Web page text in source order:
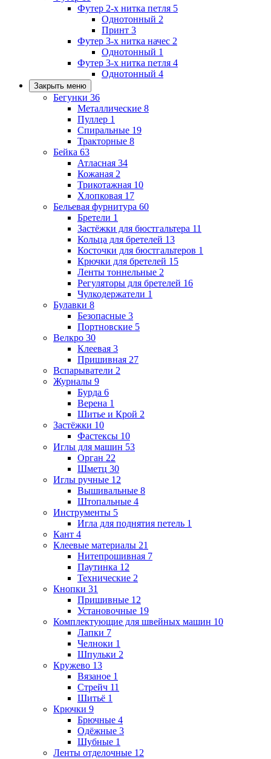
Футер 2-х нитка петля 5
Однотонный 2
Принт 3
Футер 3-х нитка начес 2
Однотонный 1
Футер 3-х нитка петля 4
Однотонный 4
Закрыть меню
Бегунки 36
Металлические 8
Пуллер 1
Спиральные 19
Тракторные 8
Бейка 63
Атласная 34
Кожаная 2
Трикотажная 10
Хлопковая 17
Бельевая фурнитура 60
Бретели 1
Застёжки для бюстгальтера 11
Кольца для бретелей 13
Косточки для бюстгальтеров 1
Крючки для бретелей 15
Ленты тоннельные 2
Регуляторы для бретелей 16
Чулкодержатели 1
Булавки 8
Безопасные 3
Портновские 5
Велкро 30
Клеевая 3
Пришивная 27
Вспарыватели 2
Журналы 9
Бурда 6
Верена 1
Шитье и Крой 2
Застёжки 10
Фастексы 10
Иглы для машин 53
Орган 22
Шметц 30
Иглы ручные 12
Вышивальные 8
Штопальные 4
Инструменты 5
Игла для поднятия петель 1
Кант 4
Клеевые материалы 21
Нитепрошивная 7
Паутинка 12
Технические 2
Кнопки 31
Пришивные 12
Установочные 19
Комплектующие для швейных машин 10
Лапки 7
Челноки 1
Шпульки 2
Кружево 13
Вязаное 1
Стрейч 11
Шитьё 1
Крючки 9
Брючные 4
Одёжные 3
Шубные 1
Ленты отделочные 12